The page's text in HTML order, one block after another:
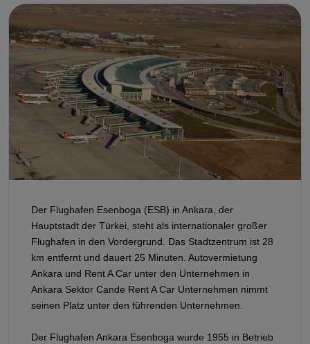
Der Flughafen Esenboga (ESB) in Ankara, der
Hauptstadt der Türkei, steht als internationaler großer
Flughafen in den Vordergrund. Das Stadtzentrum ist 28
km entfernt und dauert 25 Minuten. Autovermietung
Ankara und Rent A Car unter den Unternehmen in
Ankara Sektor Cande Rent A Car Unternehmen nimmt
seinen Platz unter den führenden Unternehmen.
Der Flughafen Ankara Esenboga wurde 1955 in Betrieb